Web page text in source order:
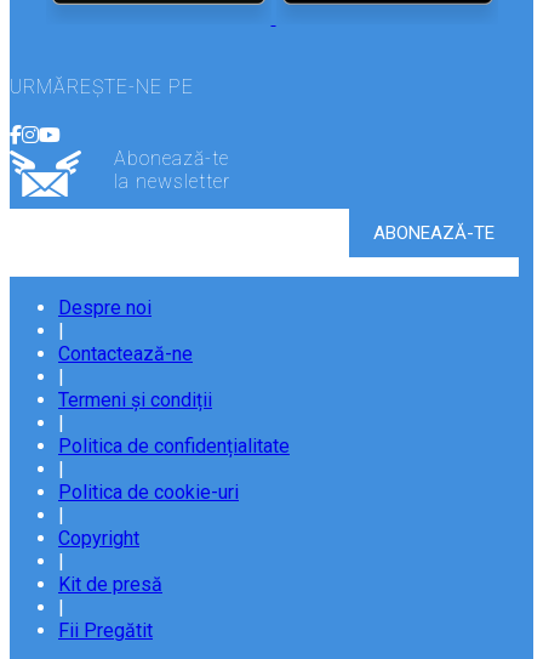
URMĂREȘTE-NE PE
Abonează-te
la newsletter
Despre noi
|
Contactează-ne
|
Termeni și condiții
|
Politica de confidențialitate
|
Politica de cookie-uri
|
Copyright
|
Kit de presă
|
Fii Pregătit